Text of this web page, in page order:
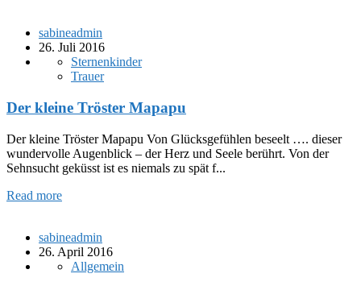
sabineadmin
26. Juli 2016
Sternenkinder
Trauer
Der kleine Tröster Mapapu
Der kleine Tröster Mapapu Von Glücksgefühlen beseelt …. dieser
wundervolle Augenblick – der Herz und Seele berührt. Von der
Sehnsucht geküsst ist es niemals zu spät f...
Read more
sabineadmin
26. April 2016
Allgemein